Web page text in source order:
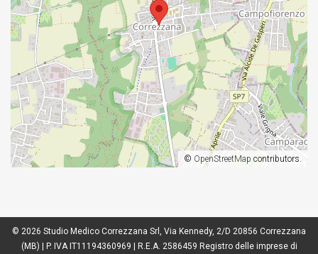
© OpenStreetMap contributors.
© 2026 Studio Medico Correzzana Srl, Via Kennedy, 2/D 20856 Correzzana
(MB) | P. IVA IT11194360969 | R.E.A. 2586459 Registro delle imprese di